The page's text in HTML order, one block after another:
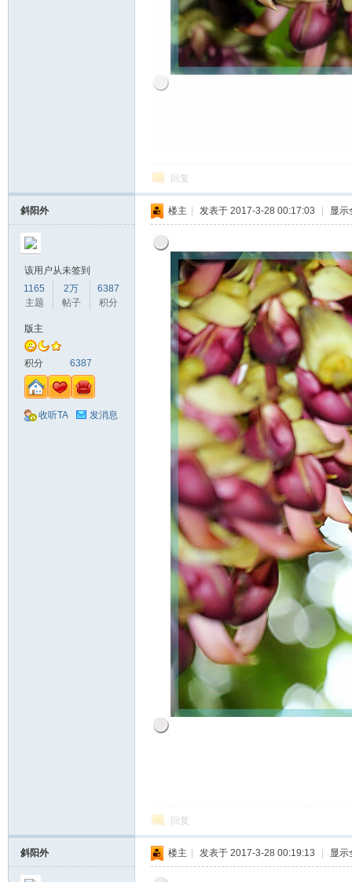
回复
斜阳外
该用户从未签到
1165
主题
2万
帖子
6387
积分
版主
积分 6387
收听TA 发消息
楼主 发表于 2017-3-28 00:17:03 显示
回复
斜阳外 楼主 发表于 2017-3-28 00:19:13 显示